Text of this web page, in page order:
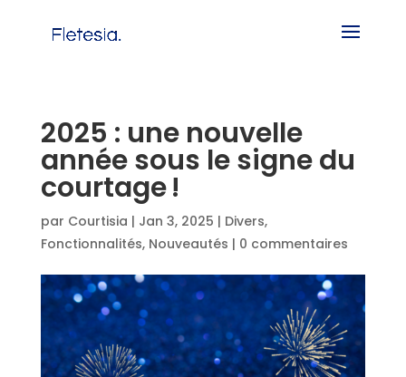
2025 : une nouvelle
année sous le signe du
courtage !
par Courtisia | Jan 3, 2025 | Divers,
Fonctionnalités, Nouveautés | 0 commentaires